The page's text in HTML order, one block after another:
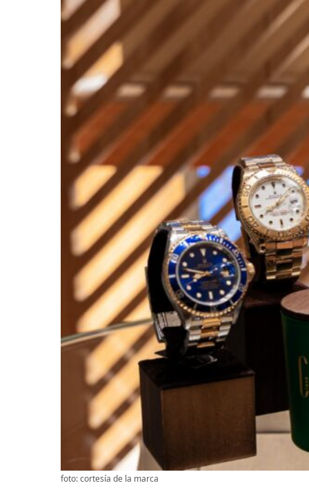
foto: cortesía de la marca